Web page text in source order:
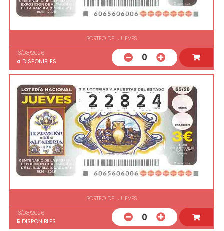
SORTEO DEL JUEVES
13/08/2026
4 DISPONIBLES 0
SORTEO DEL JUEVES
13/08/2026
5 DISPONIBLES 0